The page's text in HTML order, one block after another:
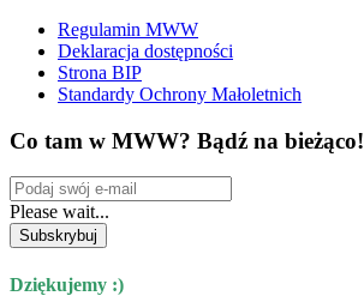
Regulamin MWW
Deklaracja dostępności
Strona BIP
Standardy Ochrony Małoletnich
Co tam w MWW? Bądź na bieżąco!
Please wait...
Subskrybuj
Dziękujemy :)